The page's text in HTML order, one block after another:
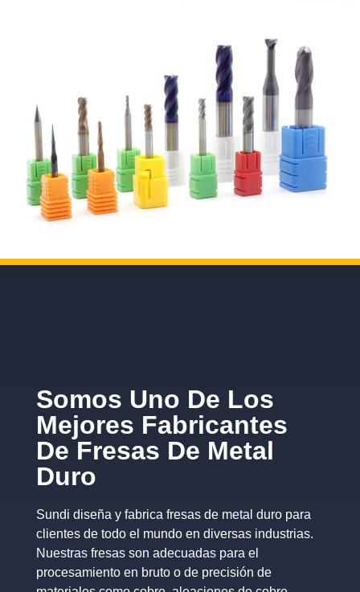
Somos Uno De Los
Mejores Fabricantes
De Fresas De Metal
Duro
Sundi diseña y fabrica fresas de metal duro para
clientes de todo el mundo en diversas industrias.
Nuestras fresas son adecuadas para el
procesamiento en bruto o de precisión de